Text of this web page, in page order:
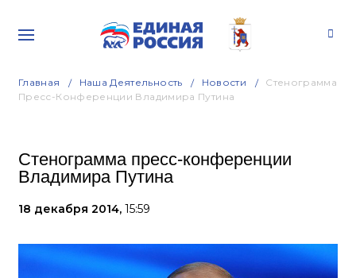
Главная Наша Деятельность Новости
Стенограмма
Пресс-Конференции Владимира Путина
Стенограмма пресс-конференции
Владимира Путина
18 декабря 2014, 15:59